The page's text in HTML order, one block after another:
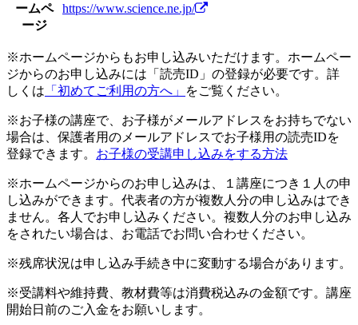
ームペ
ージ
https://www.science.ne.jp/
※ホームページからもお申し込みいただけます。ホームペー
ジからのお申し込みには「読売ID」の登録が必要です。詳
しくは 「初めてご利用の方へ」 をご覧ください。
※お子様の講座で、お子様がメールアドレスをお持ちでない
場合は、保護者用のメールアドレスでお子様用の読売IDを
登録できます。 お子様の受講申し込みをする方法
※ホームページからのお申し込みは、１講座につき１人の申
し込みができます。代表者の方が複数人分の申し込みはでき
ません。各人でお申し込みください。複数人分のお申し込み
をされたい場合は、お電話でお問い合わせください。
※残席状況は申し込み手続き中に変動する場合があります。
※受講料や維持費、教材費等は消費税込みの金額です。講座
開始日前のご入金をお願いします。